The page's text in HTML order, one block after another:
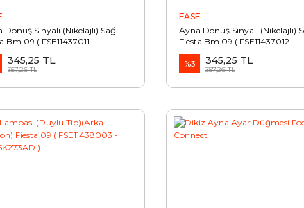
Dönüş Sinyali (Nikelajlı) Sağ
Bm 09 ( FSE11437011 -
)
345,25 TL
357,26 TL
FASE
Ayna Dönüş Sinyali (Nikelajlı)
Fiesta Bm 09 ( FSE11437012 -
8A6113B381AF )
%3 345,25 TL
357,26 TL